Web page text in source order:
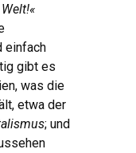
einfach
gibt es
was die
etwa der
; und